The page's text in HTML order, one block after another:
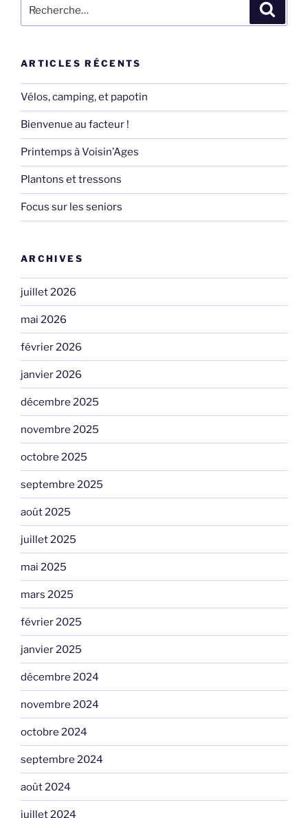
pour
ARTICLES RÉCENTS
Vélos, camping, et papotin
Bienvenue au facteur !
Printemps à Voisin’Ages
Plantons et tressons
Focus sur les seniors
ARCHIVES
juillet 2026
mai 2026
février 2026
janvier 2026
décembre 2025
novembre 2025
octobre 2025
septembre 2025
août 2025
juillet 2025
mai 2025
mars 2025
février 2025
janvier 2025
décembre 2024
novembre 2024
octobre 2024
septembre 2024
août 2024
juillet 2024